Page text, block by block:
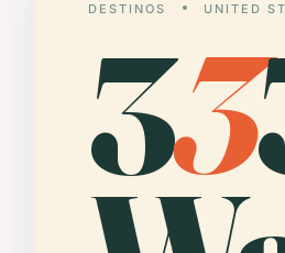
DESTINOS UNITED
33